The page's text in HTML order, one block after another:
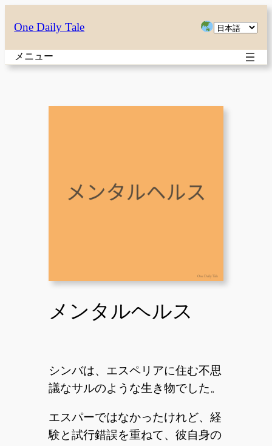
容
を
ス
One Daily Tale
言
を
メニュー
メンタルヘルス
シンバは、エスペリアに住む不思
議なサルのような生き物でした。
エスパーではなかったけれど、経
験と試行錯誤を重ねて、彼自身の